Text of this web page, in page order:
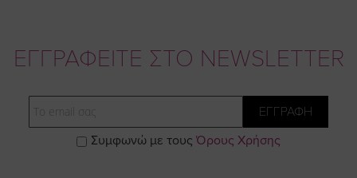
ΕΓΓΡΑΦΕΙΤΕ ΣΤΟ NEWSLETTER
ΕΓΓΡΑΦΗ
Συμφωνώ με τους Όρους Χρήσης